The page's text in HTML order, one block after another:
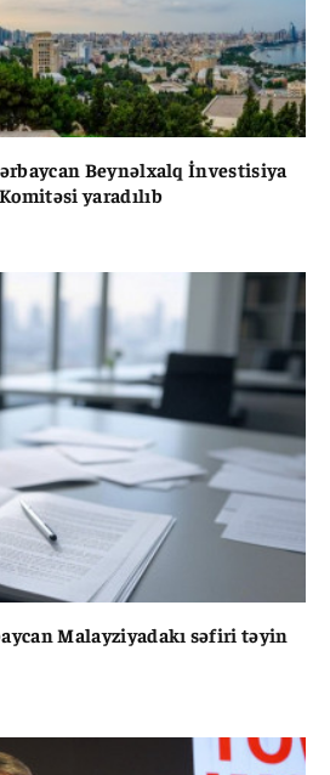
Beynəlxalq İnvestisiya
yaradılıb
Malayziyadakı səfiri təyin